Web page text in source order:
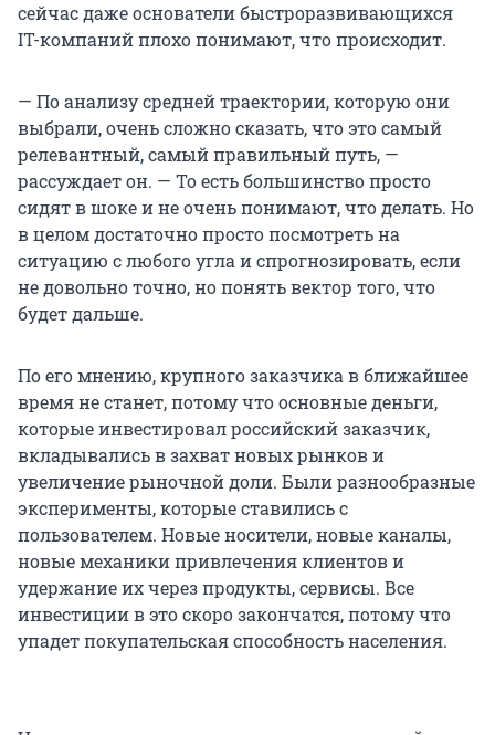
сейчас даже основатели быстроразвивающихся
IT-компаний плохо понимают, что происходит.
— По анализу средней траектории, которую они
выбрали, очень сложно сказать, что это самый
релевантный, самый правильный путь, —
рассуждает он. — То есть большинство просто
сидят в шоке и не очень понимают, что делать. Но
в целом достаточно просто посмотреть на
ситуацию с любого угла и спрогнозировать, если
не довольно точно, но понять вектор того, что
будет дальше.
По его мнению, крупного заказчика в ближайшее
время не станет, потому что основные деньги,
которые инвестировал российский заказчик,
вкладывались в захват новых рынков и
увеличение рыночной доли. Были разнообразные
эксперименты, которые ставились с
пользователем. Новые носители, новые каналы,
новые механики привлечения клиентов и
удержание их через продукты, сервисы. Все
инвестиции в это скоро закончатся, потому что
упадет покупательская способность населения.